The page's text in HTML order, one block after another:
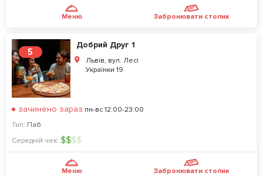
Меню Забронювати столик
5
Добрий Друг 1
Львів, вул. Лесі
Українки 19
зачинено зараз пн-вс 12:00-23:00
Тип: Паб
Середній чек: $$$$
Меню Забронювати столик